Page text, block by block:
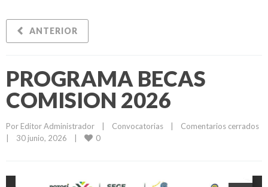
ANTERIOR
PROGRAMA BECAS
COMISION 2026
Por Editor Administrador Convocatorias
Comentarios cerrados
30 junio, 2026 0